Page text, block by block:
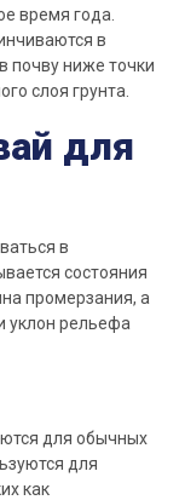
время года.
в
почву ниже точки
слоя грунта.
для
в
состояния
промерзания, а
уклон рельефа
для обычных
для
как